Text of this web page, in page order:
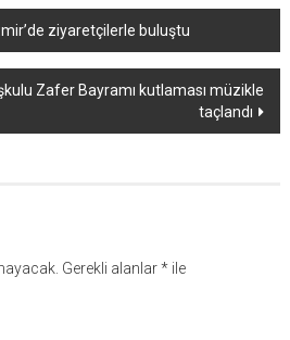
ziyaretçilerle buluştu
Zafer Bayramı kutlaması müzikle
taçlandı
Gerekli alanlar*ile